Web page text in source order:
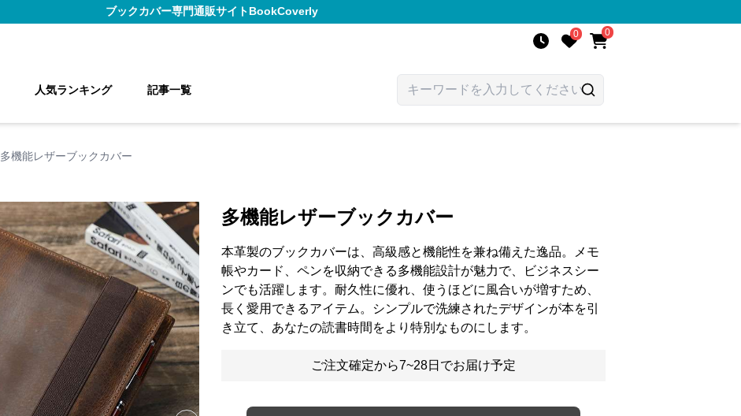
ブックカバー専門通販サイトBookCoverly
0 0
人気ランキング 記事一覧
多機能レザーブックカバー
多機能レザーブックカバー
本革製のブックカバーは、高級感と機能性を兼ね備えた逸品。メモ
帳やカード、ペンを収納できる多機能設計が魅力で、ビジネスシー
ンでも活躍します。耐久性に優れ、使うほどに風合いが増すため、
長く愛用できるアイテム。シンプルで洗練されたデザインが本を引
き立て、あなたの読書時間をより特別なものにします。
ご注文確定から7~28日でお届け予定